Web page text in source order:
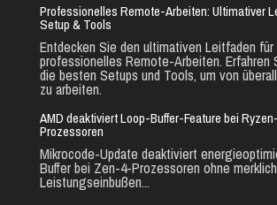
Professionelles Remote-Arbeiten: Ultimativer
Setup & Tools
Entdecken Sie den ultimativen Leitfaden für
professionelles Remote-Arbeiten. Erfahren
die besten Setups und Tools, um von
zu arbeiten.
AMD deaktiviert Loop-Buffer-Feature bei
Prozessoren
Mikrocode-Update deaktiviert
Buffer bei Zen-4-Prozessoren ohne
Leistungseinbußen...